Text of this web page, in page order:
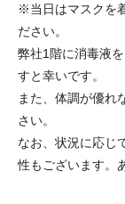
※当日はマスクを
ださい。
弊社1階に消毒液
すと幸いです。
また、体調が優れ
さい。
なお、状況に応じ
性もございます。